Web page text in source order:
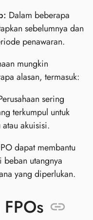
Dalam beberapa
sebelumnya dan
penawaran.
mungkin
alasan, termasuk:
sering
terkumpul untuk
akuisisi.
dapat membantu
beban utangnya
yang diperlukan.